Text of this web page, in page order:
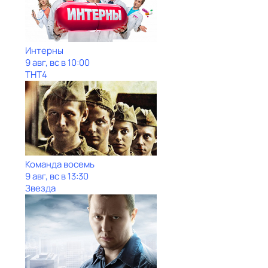
Интерны
9 авг, вс в 10:00
ТНТ4
Команда восемь
9 авг, вс в 13:30
Звезда